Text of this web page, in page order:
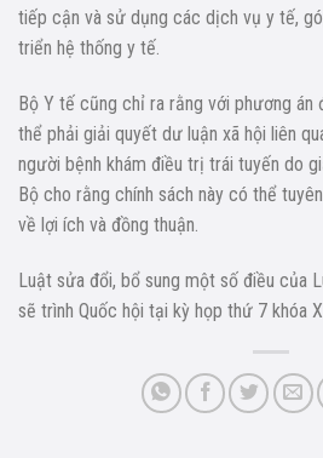
tiếp cận và sử dụng các dịch vụ y tế,
triển hệ thống y tế.
Bộ Y tế cũng chỉ ra rằng với phương án
thể phải giải quyết dư luận xã hội liên
người bệnh khám điều trị trái tuyến do
Bộ cho rằng chính sách này có thể
về lợi ích và đồng thuận.
Luật sửa đổi, bổ sung một số điều của
sẽ trình Quốc hội tại kỳ họp thứ 7 khóa